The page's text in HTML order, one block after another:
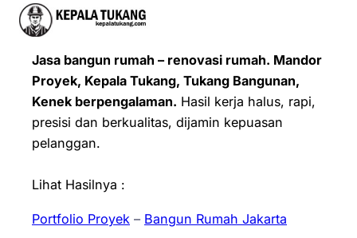
Jasa bangun rumah – renovasi rumah. Mandor
Proyek, Kepala Tukang, Tukang Bangunan,
Kenek berpengalaman. Hasil kerja halus, rapi,
presisi dan berkualitas, dijamin kepuasan
pelanggan.
Lihat Hasilnya :
Portfolio Proyek – Bangun Rumah Jakarta